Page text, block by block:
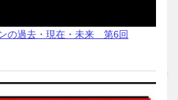
の過去・現在・未来 第6回